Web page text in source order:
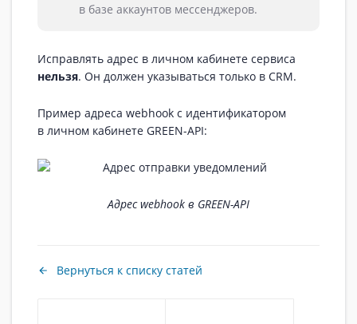
в базе аккаунтов мессенджеров.
Исправлять адрес в личном кабинете сервиса
нельзя. Он должен указываться только в CRM.
Пример адреса webhook с идентификатором
в личном кабинете GREEN-API:
Адрес webhook в GREEN-API
Вернуться к списку статей